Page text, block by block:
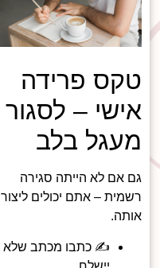
טקס פרידה
אישי – לסגור
מעגל בלב
גם אם לא הייתה סגירה
רשמית – אתם יכולים ליצור
אותה.
✍️ כתבו מכתב שלא